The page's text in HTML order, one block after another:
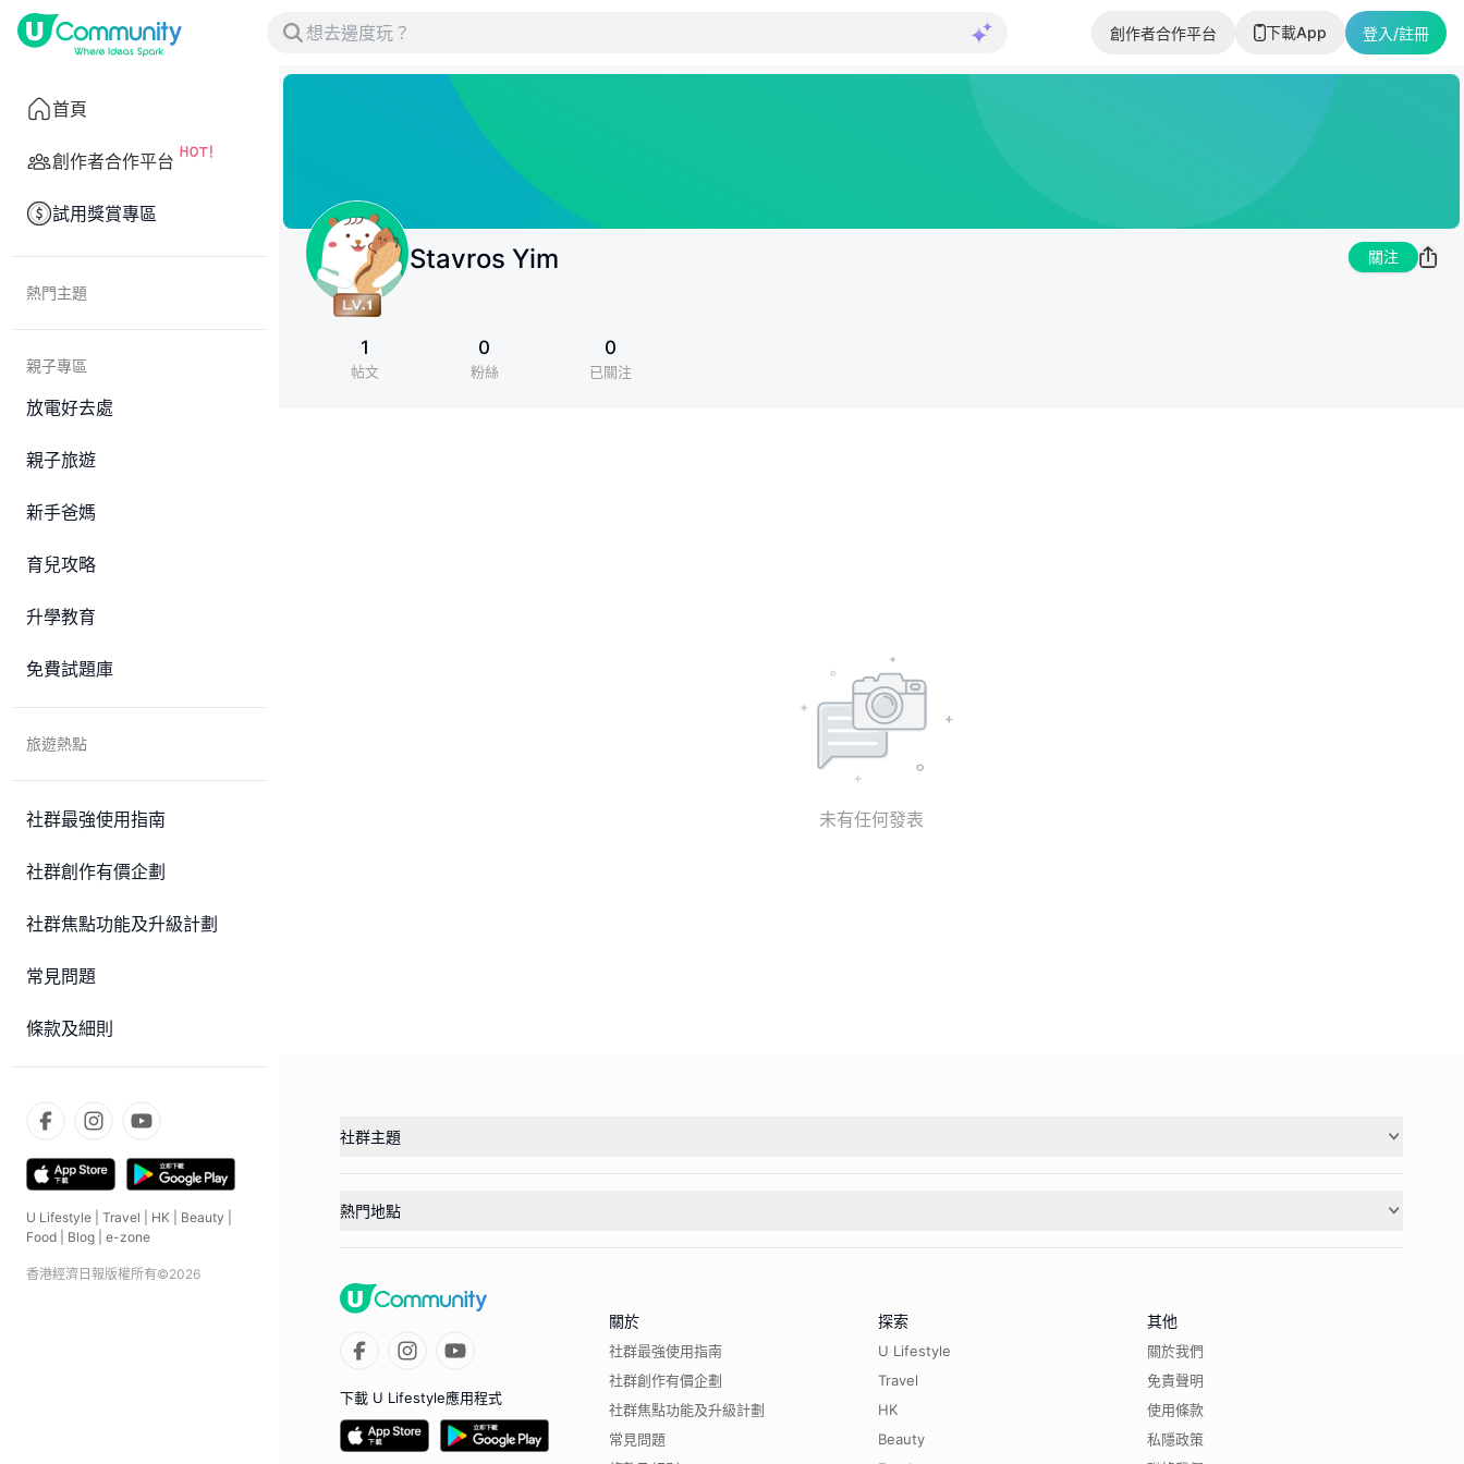
創作者合作平台 下載App 登入/註冊
首頁
創作者合作平台
試用獎賞專區
熱門主題
親子專區
放電好去處
親子旅遊
新手爸媽
育兒攻略
升學教育
免費試題庫
旅遊熱點
社群最強使用指南
社群創作有價企劃
社群焦點功能及升級計劃
常見問題
條款及細則
U Lifestyle Travel HK Beauty
Food
Blog e-zone
香港經濟日報版權所有©2026
Stavros Yim 關注
1
帖文
0
粉絲
0
已關注
未有任何發表
社群主題
熱門地點
下載 U Lifestyle應用程式
關於
社群最強使用指南
社群創作有價企劃
社群焦點功能及升級計劃
常見問題
探索
U Lifestyle
Travel
HK
Beauty
其他
關於我們
免責聲明
使用條款
私隱政策